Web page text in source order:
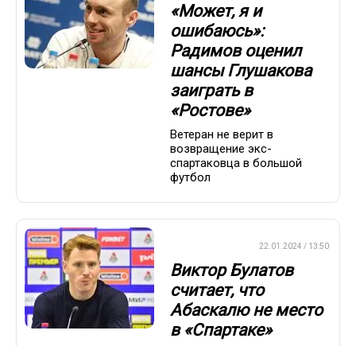
«Может, я и
ошибаюсь»:
Радимов оценил
шансы Глушакова
заиграть в
«Ростове»
Ветеран не верит в
возвращение экс-
спартаковца в большой
футбол
22.01.2024 / 13:50
Виктор Булатов
считает, что
Абаскалю не место
в «Спартаке»